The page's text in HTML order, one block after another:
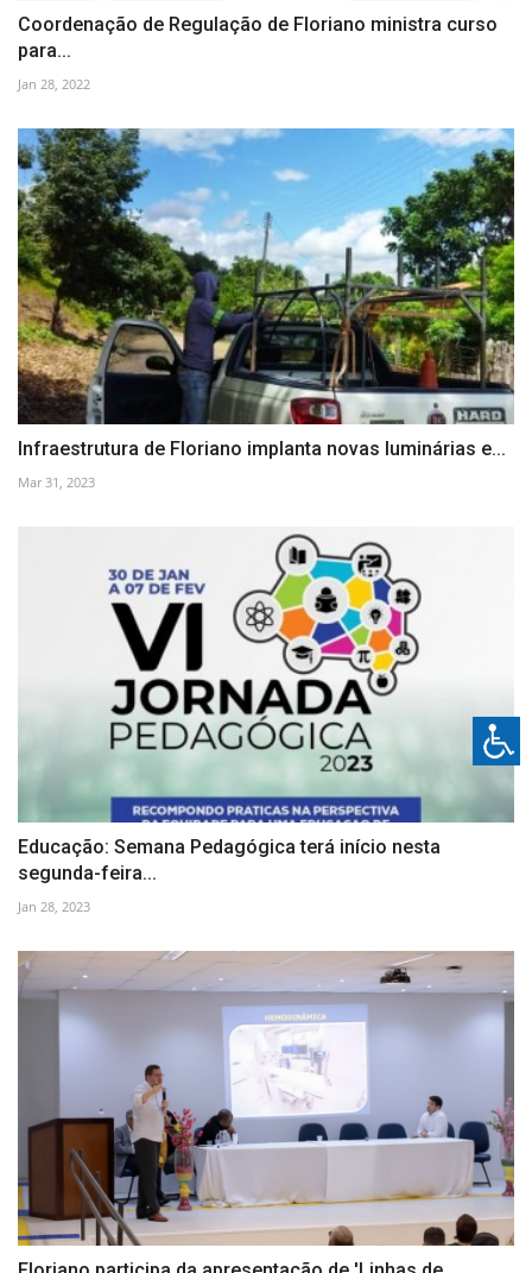
Coordenação de Regulação de Floriano ministra curso
para...
Jan 28, 2022
Infraestrutura de Floriano implanta novas luminárias e...
Mar 31, 2023
Educação: Semana Pedagógica terá início nesta
segunda-feira...
Jan 28, 2023